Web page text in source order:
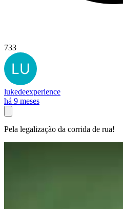
733
lukedeexperience
há 9 meses
Pela legalização da corrida de rua!